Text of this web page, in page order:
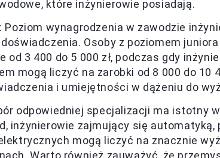
które inżynierowie posiadają.
: Poziom wynagrodzenia w zawodzie
Osoby z poziomem
od 3 400 do 5 000 zł, podczas gdy
mogą liczyć na zarobki od 8 000 do 10
i umiejętności w dążeniu do
odpowiedniej specjalizacji ma istotny
inżynierowie zajmujący się automatyką,
mogą liczyć na znacznie
Warto również zauważyć, że